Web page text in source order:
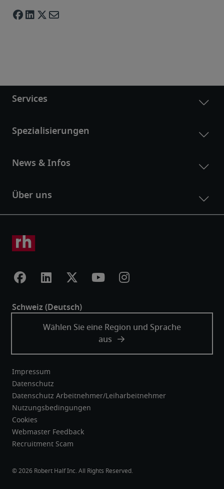
Impressum
Datenschutz
Datenschutz Arbeitnehmer/Leiharbeitnehmer
Nutzungsbedingungen
Cookies
Webmaster Feedback
Recruitment Scam